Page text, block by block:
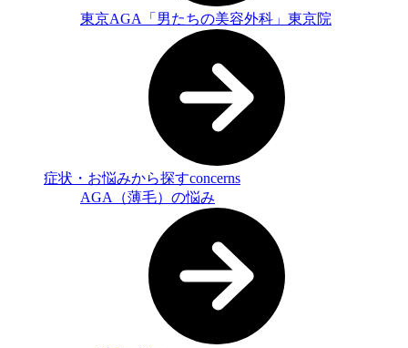
東京AGA「男たちの美容外科」東京院
症状・お悩みから探すconcerns
AGA（薄毛）の悩み